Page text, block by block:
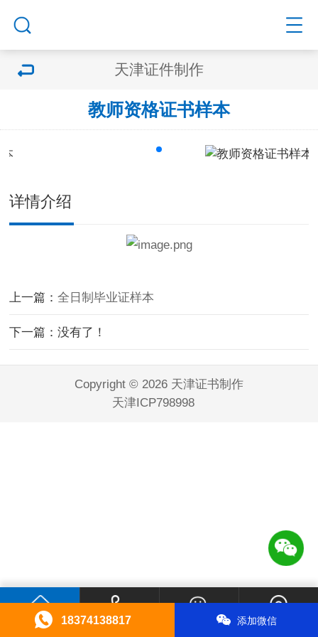
天津证件制作
教师资格证书样本
详情介绍
上一篇：全日制毕业证样本
下一篇：没有了！
Copyright © 2026 天津证书制作
天津ICP798998
首页 电话咨询 微信咨询 联系我们
18374138817 添加微信